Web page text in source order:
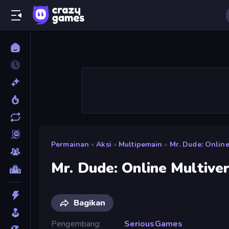
Permainan » Aksi » Multipemain » Mr. Dude:
Mr. Dude: Online
Bagikan
Pengembang
SeriousGames